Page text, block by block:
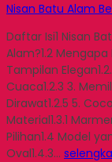
Nisan Batu Alam
Daftar Isi1 Nisan
Alam?1.2 Mengapa
Tampilan
Cuaca1.2.3 3.
Dirawat1.2.5 5.
Material1.3.1
Pilihan1.4 Model
Oval1.4.3…